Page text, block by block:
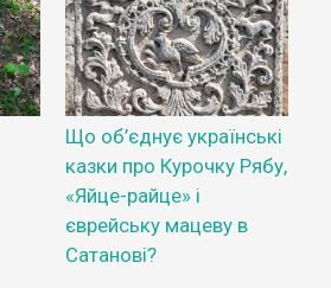
Що об’єднує українські
казки про Курочку Рябу,
«Яйце-райце» і
єврейську мацеву в
Сатанові?